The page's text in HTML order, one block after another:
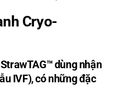
Cryo-
dùng nhận
IVF), có những đặc